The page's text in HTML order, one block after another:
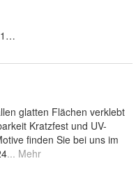
glatten Flächen verklebt
Kratzfest und UV-
finden Sie bei uns im
... Mehr